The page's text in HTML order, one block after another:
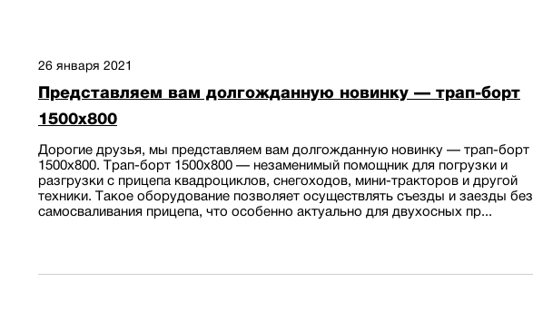
26 января 2021
Представляем вам долгожданную новинку — трап-борт
1500х800
Дорогие друзья, мы представляем вам долгожданную новинку — трап-борт
1500х800. Трап-борт 1500х800 — незаменимый помощник для погрузки и
разгрузки с прицепа квадроциклов, снегоходов, мини-тракторов и другой
техники. Такое оборудование позволяет осуществлять съезды и заезды без
самосваливания прицепа, что особенно актуально для двухосных пр...